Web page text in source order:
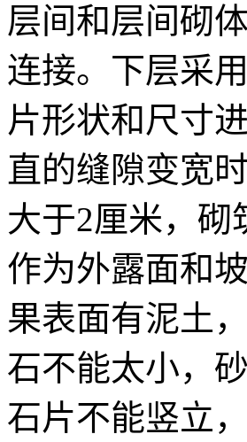
层间和层间砌
连接。下层采
片形状和尺寸
直的缝隙变宽
大于2厘米，砌
作为外露面和
果表面有泥土
石不能太小，
石片不能竖立